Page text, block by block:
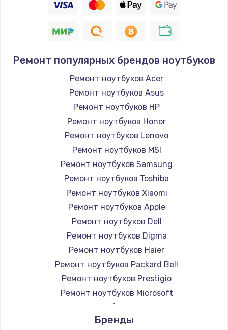
Ремонт популярных брендов ноутбуков
Ремонт ноутбуков Acer
Ремонт ноутбуков Asus
Ремонт ноутбуков HP
Ремонт ноутбуков Honor
Ремонт ноутбуков Lenovo
Ремонт ноутбуков MSI
Ремонт ноутбуков Samsung
Ремонт ноутбуков Toshiba
Ремонт ноутбуков Xiaomi
Ремонт ноутбуков Apple
Ремонт ноутбуков Dell
Ремонт ноутбуков Digma
Ремонт ноутбуков Haier
Ремонт ноутбуков Packard Bell
Ремонт ноутбуков Prestigio
Ремонт ноутбуков Microsoft
Ремонт ноутбуков Alienware
Ремонт ноутбуков Aquarius
Бренды